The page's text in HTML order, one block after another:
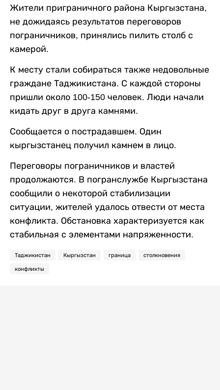
Жители приграничного района Кыргызстана,
не дожидаясь результатов переговоров
пограничников, принялись пилить столб с
камерой.
К месту стали собираться также недовольные
граждане Таджикистана. С каждой стороны
пришли около 100-150 человек. Люди начали
кидать друг в друга камнями.
Сообщается о пострадавшем. Один
кыргызстанец получил камнем в лицо.
Переговоры пограничников и властей
продолжаются. В погранслужбе Кыргызстана
сообщили о некоторой стабилизации
ситуации, жителей удалось отвести от места
конфликта. Обстановка характеризуется как
стабильная с элементами напряженности.
Таджикистан Кыргызстан граница столкновения
конфликты